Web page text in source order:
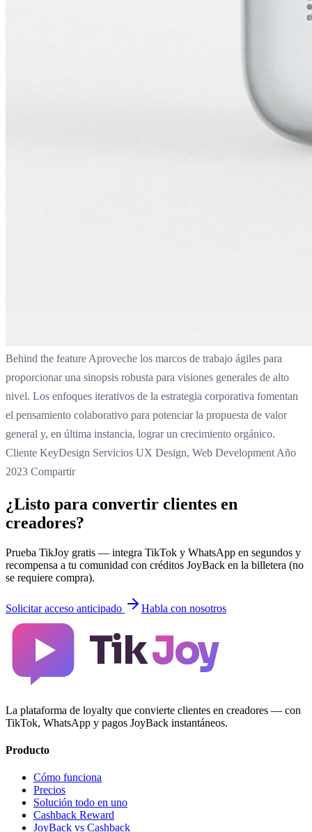
Behind the feature Aproveche los marcos de trabajo ágiles para
proporcionar una sinopsis robusta para visiones generales de alto
nivel. Los enfoques iterativos de la estrategia corporativa fomentan
el pensamiento colaborativo para potenciar la propuesta de valor
general y, en última instancia, lograr un crecimiento orgánico.
Cliente KeyDesign Servicios UX Design, Web Development Año
2023 Compartir
¿Listo para convertir clientes en
creadores?
Prueba TikJoy gratis — integra TikTok y WhatsApp en segundos y
recompensa a tu comunidad con créditos JoyBack en la billetera (no
se requiere compra).
Solicitar acceso anticipado Habla con nosotros
TikJoy
La plataforma de loyalty que convierte clientes en creadores — con
TikTok, WhatsApp y pagos JoyBack instantáneos.
Producto
Cómo funciona
Precios
Solución todo en uno
Cashback Reward
JoyBack vs Cashback